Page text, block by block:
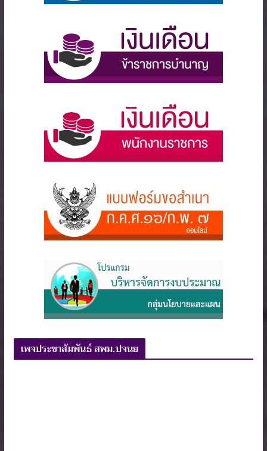
เพจประชาสัมพันธ์ สพม.ปจนย